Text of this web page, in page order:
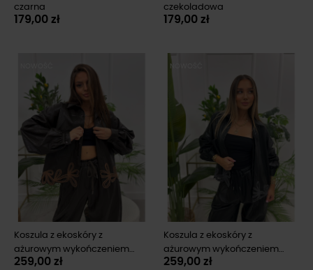
czarna
179,00 zł
czekoladowa
179,00 zł
Koszula z ekoskóry z
ażurowym wykończeniem
Mara czekoladowa
259,00 zł
NOWOŚĆ
Koszula z ekoskóry z
ażurowym wykończeniem
Mara czarna
259,00 zł